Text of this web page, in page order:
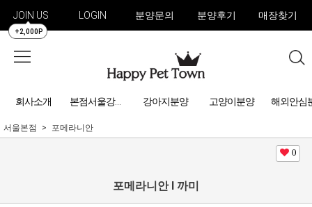
JOIN US
+2,000P
LOGIN 분양문의 분양후기 매장찾기
회사소개 본점서울강아지분양 강아지분양 고양이분양 해외안심
서울본점 포메라니안
0
포메라니안 l 까미